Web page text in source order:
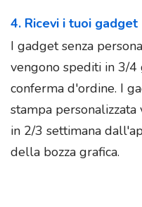
4. Ricevi i tuoi gadget
I gadget senza
vengono spediti in 3/
conferma d'ordine. I
stampa
in 2/3 settimana
della bozza grafica.